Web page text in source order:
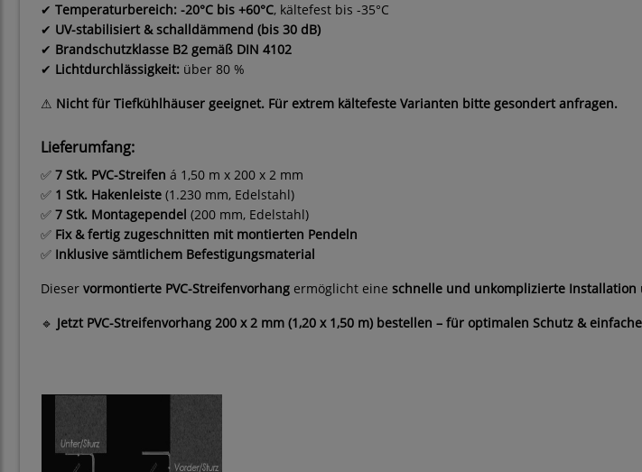
✔ Temperaturbereich: -20°C bis +60°C, kältefest bis -35°C
✔ UV-stabilisiert & schalldämmend (bis 30 dB)
✔ Brandschutzklasse B2 gemäß DIN 4102
✔ Lichtdurchlässigkeit: über 80 %
⚠ Nicht für Tiefkühlhäuser geeignet. Für extrem kältefeste Varianten bitte gesondert anfragen.
Lieferumfang:
✅ 7 Stk. PVC-Streifen á 1,50 m x 200 x 2 mm
✅ 1 Stk. Hakenleiste (1.230 mm, Edelstahl)
✅ 7 Stk. Montagependel (200 mm, Edelstahl)
✅ Fix & fertig zugeschnitten mit montierten Pendeln
✅ Inklusive sämtlichem Befestigungsmaterial
Dieser vormontierte PVC-Streifenvorhang ermöglicht eine schnelle und unkomplizierte Installation
🔹 Jetzt PVC-Streifenvorhang 200 x 2 mm (1,20 x 1,50 m) bestellen – für optimalen Schutz &